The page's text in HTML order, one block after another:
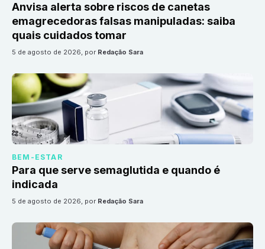
Anvisa alerta sobre riscos de canetas
emagrecedoras falsas manipuladas: saiba
quais cuidados tomar
5 de agosto de 2026, por Redação Sara
BEM-ESTAR
Para que serve semaglutida e quando é
indicada
5 de agosto de 2026, por Redação Sara